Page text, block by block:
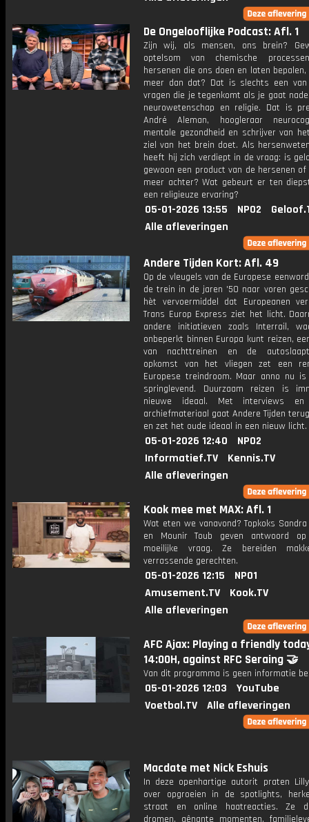
De Ongelooflijke Podcast: Afl. 1
Zijn wij, als mensen, ons brein?
optelsom van chemische
hersenen die ons doen en laten
meer dan dat? Dat is slechts een
vragen die je tegenkomt als je gaat
neurowetenschap en religie. Dat is
André Aleman, hoogleraar
mentale gezondheid en schrijver van
ziel van het brein doet. Als
heeft hij zich verdiept in de vraag: is
gewoon een product van de hersenen
meer achter? Wat gebeurt er ten
een religieuze ervaring?
05-01-2026 13:55 NPO2
Alle afleveringen
Andere Tijden Kort: Afl. 49
Op de vleugels van de Europese
de trein in de jaren '50 naar voren
hèt vervoermiddel dat Europeanen
Trans Europ Express ziet het licht.
andere initiatieven zoals Interrail,
onbeperkt binnen Europa kunt reizen,
van nachttreinen en de
opkomst van het vliegen zet een
Europese treindroom. Maar anno nu
springlevend. Duurzaam reizen is
nieuwe ideaal. Met interviews en
archiefmateriaal gaat Andere Tijden
en zet het oude ideaal in een nieuw licht.
05-01-2026 12:40
NPO2
Informatief.TV
Kennis.TV
Alle afleveringen
Kook mee met MAX: Afl. 1
Wat eten we vanavond? Topkoks
en Mounir Toub geven antwoord
moeilijke vraag. Ze bereiden
verrassende gerechten.
05-01-2026 12:15
NPO1
Amusement.TV
Kook.TV
Alle afleveringen
AFC Ajax: Playing a friendly
14:00H, against RFC Seraing 🤝
Van dit programma is geen informatie
05-01-2026 12:03
YouTube
Voetbal.TV
Alle afleveringen
Macdate met Nick Eshuis
In deze openhartige autorit praten
over opgroeien in de spotlights,
straat en online haatreacties. Ze
dromen, gênante momenten,